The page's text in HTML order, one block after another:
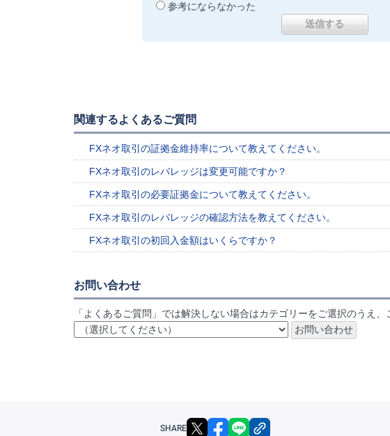
参考にならなかった
関連するよくあるご質問
FXネオ取引の証拠金維持率について教えてください。
FXネオ取引のレバレッジは変更可能ですか？
FXネオ取引の必要証拠金について教えてください。
FXネオ取引のレバレッジの確認方法を教えてください。
FXネオ取引の初回入金額はいくらですか？
お問い合わせ
「よくあるご質問」では解決しない場合はカテゴリーをご選択のうえ、
SHARE X facebook